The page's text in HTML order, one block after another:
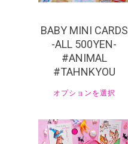
BABY MINI CARDS
-ALL 500YEN-
#ANIMAL
#TAHNKYOU
オプションを選択